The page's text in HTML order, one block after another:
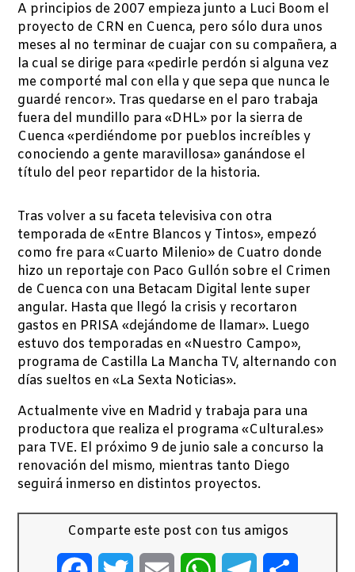
A principios de 2007 empieza junto a Luci Boom el
proyecto de CRN en Cuenca, pero sólo dura unos
meses al no terminar de cuajar con su compañera, a
la cual se dirige para «pedirle perdón si alguna vez
me comporté mal con ella y que sepa que nunca le
guardé rencor». Tras quedarse en el paro trabaja
fuera del mundillo para «DHL» por la sierra de
Cuenca «perdiéndome por pueblos increíbles y
conociendo a gente maravillosa» ganándose el
título del peor repartidor de la historia.
Tras volver a su faceta televisiva con otra
temporada de «Entre Blancos y Tintos», empezó
como fre para «Cuarto Milenio» de Cuatro donde
hizo un reportaje con Paco Gullón sobre el Crimen
de Cuenca con una Betacam Digital lente super
angular. Hasta que llegó la crisis y recortaron
gastos en PRISA «dejándome de llamar». Luego
estuvo dos temporadas en «Nuestro Campo»,
programa de Castilla La Mancha TV, alternando con
días sueltos en «La Sexta Noticias».
Actualmente vive en Madrid y trabaja para una
productora que realiza el programa «Cultural.es»
para TVE. El próximo 9 de junio sale a concurso la
renovación del mismo, mientras tanto Diego
seguirá inmerso en distintos proyectos.
Comparte este post con tus amigos